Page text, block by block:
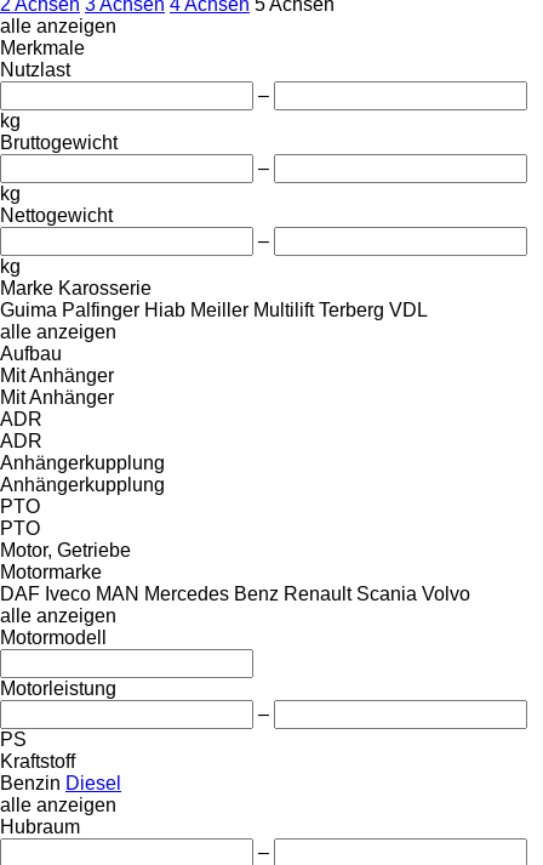
alle anzeigen
Merkmale
Nutzlast
–
kg
Bruttogewicht
–
kg
Nettogewicht
–
kg
Marke Karosserie
Guima Palfinger Hiab Meiller Multilift Terberg VDL
alle anzeigen
Aufbau
Mit Anhänger
Mit Anhänger
ADR
ADR
Anhängerkupplung
Anhängerkupplung
PTO
PTO
Motor, Getriebe
Motormarke
DAF Iveco MAN Mercedes Benz Renault Scania Volvo
alle anzeigen
Motormodell
Motorleistung
–
PS
Kraftstoff
Benzin Diesel
alle anzeigen
Hubraum
–